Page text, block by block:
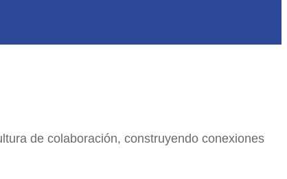
de colaboración, construyendo conexiones